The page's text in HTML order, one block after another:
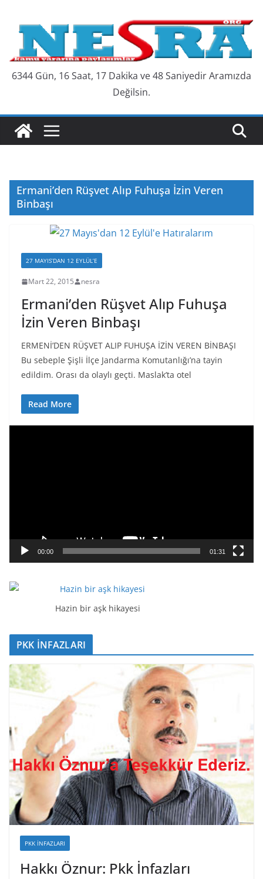
content
6344 Gün, 16 Saat, 17 Dakika ve 48 Saniyedir Aramızda
Değilsin.
Ermani’den Rüşvet Alıp Fuhuşa İzin Veren
Binbaşı
27 MAYIS’DAN 12 EYLÜL’E
Mart 22, 2015 nesra
Ermani’den Rüşvet Alıp Fuhuşa
İzin Veren Binbaşı
ERMENİ’DEN RÜŞVET ALIP FUHUŞA İZİN VEREN BİNBAŞI
Bu sebeple Şişli İlçe Jandarma Komutanlığı’na tayin
edildim. Orası da olaylı geçti. Maslak’ta otel
Read More
t
ı
c
00:00 01:31
Hazin bir aşk hikayesi
PKK İNFAZLARI
PKK İNFAZLARI
Hakkı Öznur: Pkk İnfazları